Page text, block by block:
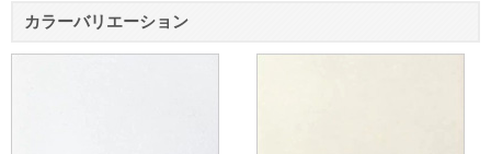
カラーバリエーション